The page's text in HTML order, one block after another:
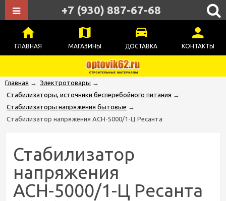
ГЛАВНАЯ МАГАЗИНЫ ДОСТАВКА КОНТАКТЫ
+7 (930) 887-67-68
Главная → Электротовары →
Стабилизаторы, источники бесперебойного питания →
Стабилизаторы напряжения бытовые →
Стабилизатор напряжения АСН-5000/1-Ц Ресанта
Стабилизатор
напряжения
АСН-5000/1-Ц Ресанта